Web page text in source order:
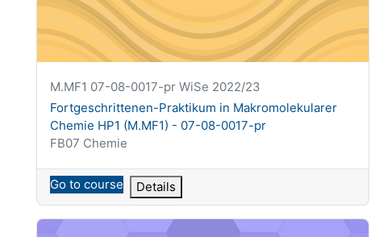
Krótka nazwa kursu
M.MF1 07-08-0017-pr WiSe 2022/23
Nazwa kursu
Fortgeschrittenen-Praktikum in Makromolekularer
Chemie HP1 (M.MF1) - 07-08-0017-pr
Kategoria kursu
FB07 Chemie
Go to course Details
Grundpraktikum Biochemie WS2022/23